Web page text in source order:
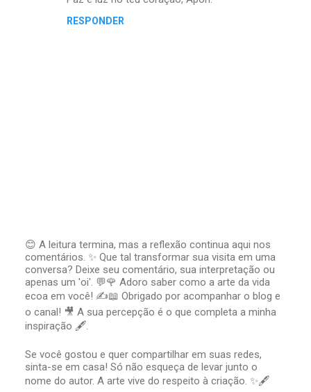
RESPONDER
P
o
s
t
a
r
u
c
o
m
😊 A leitura termina, mas a reflexão continua aqui nos
comentários. ✨ Que tal transformar sua visita em uma
conversa? Deixe seu comentário, sua interpretação ou
apenas um 'oi'. 💬🌹 Adoro saber como a arte da vida
ecoa em você! ✍️📖 Obrigado por acompanhar o blog e
o canal! 🎥 A sua percepção é o que completa a minha
inspiração 🖋️.
Se você gostou e quer compartilhar em suas redes,
sinta-se em casa! Só não esqueça de levar junto o
nome do autor. A arte vive do respeito à criação. ✨🖋️